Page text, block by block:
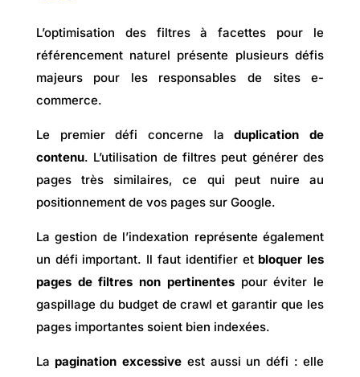
L’optimisation des filtres à facettes pour le
référencement naturel présente plusieurs défis
majeurs pour les responsables de sites e-
commerce.
Le premier défi concerne laduplication de
contenu. L’utilisation de filtres peut générer des
pages très similaires, ce qui peut nuire au
positionnement de vos pages sur Google.
La gestion de l’indexation représente également
un défi important. Il faut identifier et bloquer les
pages de filtres non pertinentespour éviter le
gaspillage du budget de crawl et garantir que les
pages importantes soient bien indexées.
La pagination excessive est aussi un défi : elle